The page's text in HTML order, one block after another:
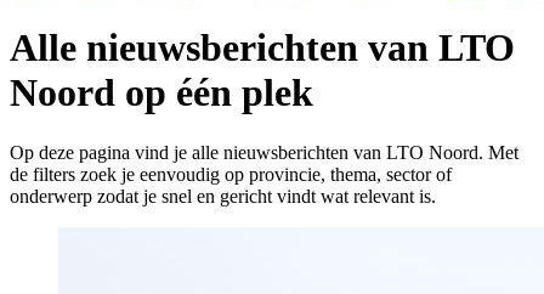
Alle nieuwsberichten van LTO
Noord op één plek
Op deze pagina vind je alle nieuwsberichten van LTO Noord. Met
de filters zoek je eenvoudig op provincie, thema, sector of
onderwerp zodat je snel en gericht vindt wat relevant is.